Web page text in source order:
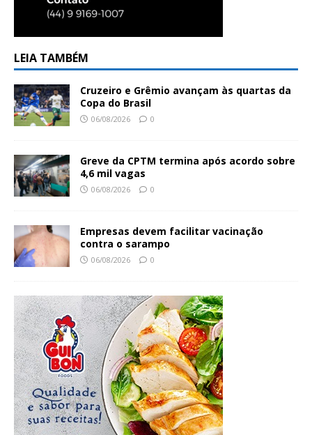
LEIA TAMBÉM
Cruzeiro e Grêmio avançam às quartas da
Copa do Brasil
06/08/2026 0
Greve da CPTM termina após acordo sobre
4,6 mil vagas
06/08/2026 0
Empresas devem facilitar vacinação
contra o sarampo
06/08/2026 0